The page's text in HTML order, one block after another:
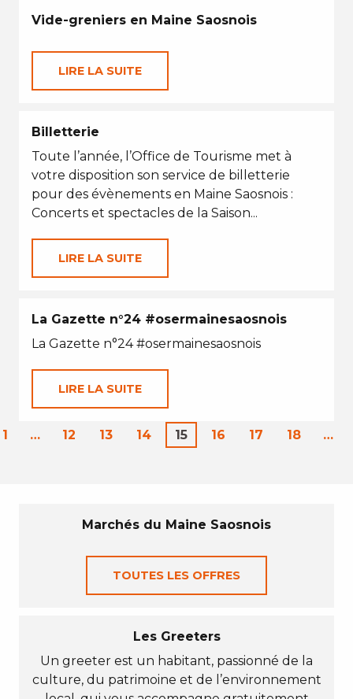
Vide-greniers en Maine Saosnois
LIRE LA SUITE
Billetterie
Toute l’année, l’Office de Tourisme met à
votre disposition son service de billetterie
pour des évènements en Maine Saosnois :
Concerts et spectacles de la Saison...
LIRE LA SUITE
La Gazette n°24 #osermainesaosnois
La Gazette n°24 #osermainesaosnois
LIRE LA SUITE
1 … 12 13 14 15 16 17 18 …
Marchés du Maine Saosnois
TOUTES LES OFFRES
Les Greeters
Un greeter est un habitant, passionné de la
culture, du patrimoine et de l’environnement